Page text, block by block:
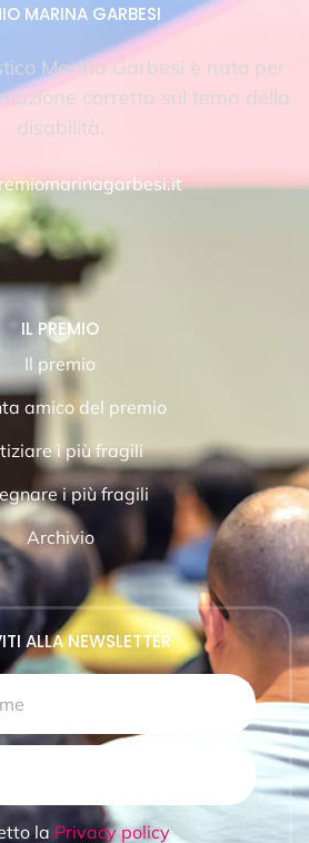
MARINA GARBESI
Marina Garbesi è nato per
corretta sul tema della
disabilità.
IL PREMIO
Il premio
amico del premio
i più fragili
i più fragili
Archivio
ALLA NEWSLETTER
la Privacy policy